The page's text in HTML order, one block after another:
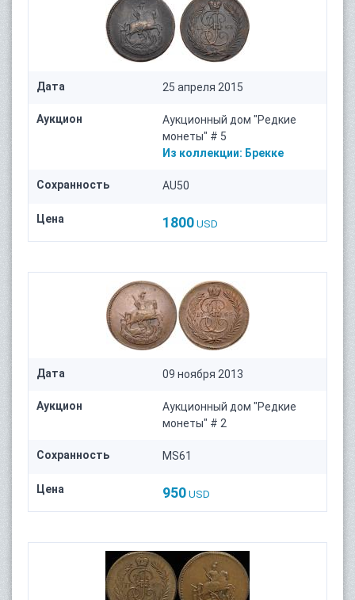
Дата 25 апреля 2015
Аукцион
Аукционный дом "Редкие
монеты" # 5
Из коллекции: Брекке
Сохранность AU50
Цена 1800 USD
Дата 09 ноября 2013
Аукцион
Аукционный дом "Редкие
монеты" # 2
Сохранность MS61
Цена 950 USD